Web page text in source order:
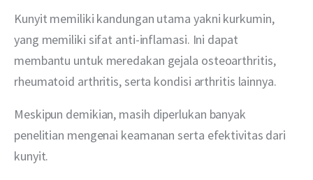
Kunyit memiliki kandungan utama yakni kurkumin,
yang memiliki sifat anti-inflamasi. Ini dapat
membantu untuk meredakan gejala osteoarthritis,
rheumatoid arthritis, serta kondisi arthritis lainnya.
Meskipun demikian, masih diperlukan banyak
penelitian mengenai keamanan serta efektivitas dari
kunyit.